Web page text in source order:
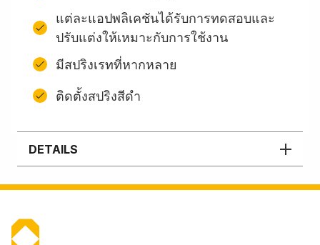
แต่ละแอปพลิเคชันได้รับการทดสอบและ
ปรับแต่งให้เหมาะกับการใช้งาน
มีสปริงเรทที่หากหลาย
ติดตั้งสปริงสีดํา
DETAILS